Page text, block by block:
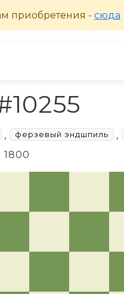
, ферзевый эндшпиль
,
1800